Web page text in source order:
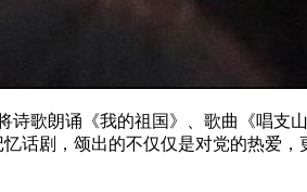
歌朗诵《我的祖国》、歌曲《唱支
话剧，颂出的不仅仅是对党的热爱